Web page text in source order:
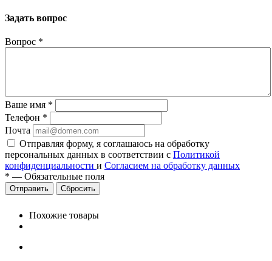
Задать вопрос
Вопрос *
Ваше имя *
Телефон *
Почта
Отправляя форму, я соглашаюсь на обработку
персональных данных в соответствии с Политикой
конфиденциальности и Согласием на обработку данных
* — Обязательные поля
Сбросить
Похожие товары